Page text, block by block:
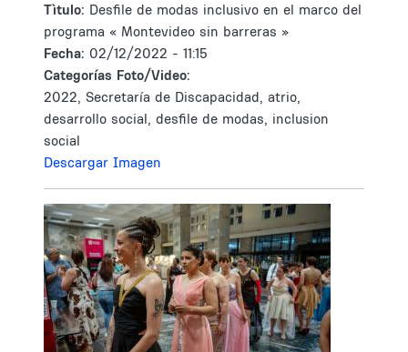
Tìtulo: Desfile de modas inclusivo en el marco del
programa « Montevideo sin barreras »
Fecha: 02/12/2022 - 11:15
Categorías Foto/Video:
2022, Secretaría de Discapacidad, atrio,
desarrollo social, desfile de modas, inclusion
social
Descargar Imagen